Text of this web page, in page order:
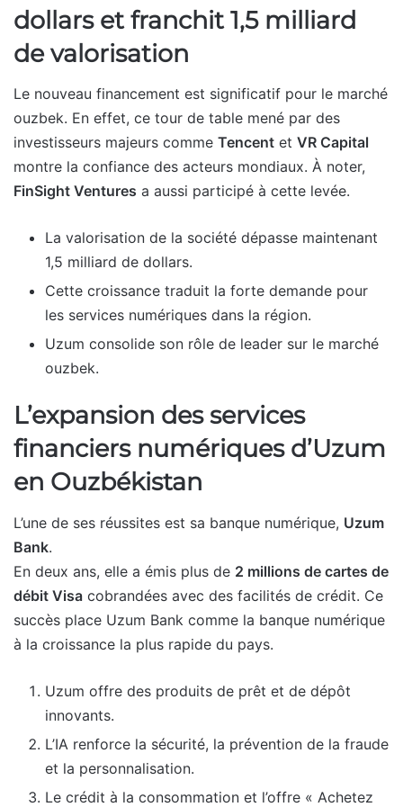
dollars et franchit 1,5 milliard
de valorisation
Le nouveau financement est significatif pour le marché
ouzbek. En effet, ce tour de table mené par des
investisseurs majeurs comme Tencent et VR Capital
montre la confiance des acteurs mondiaux. À noter,
FinSight Ventures a aussi participé à cette levée.
La valorisation de la société dépasse maintenant
1,5 milliard de dollars.
Cette croissance traduit la forte demande pour
les services numériques dans la région.
Uzum consolide son rôle de leader sur le marché
ouzbek.
L’expansion des services
financiers numériques d’Uzum
en Ouzbékistan
L’une de ses réussites est sa banque numérique, Uzum
Bank.
En deux ans, elle a émis plus de 2 millions de cartes de
débit Visa cobrandées avec des facilités de crédit. Ce
succès place Uzum Bank comme la banque numérique
à la croissance la plus rapide du pays.
Uzum offre des produits de prêt et de dépôt
innovants.
L’IA renforce la sécurité, la prévention de la fraude
et la personnalisation.
Le crédit à la consommation et l’offre « Achetez